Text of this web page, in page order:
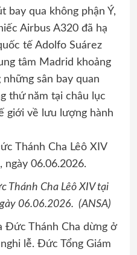
bay qua không phận Ý,
Airbus A320 đã hạ
tế Adolfo Suárez
tâm Madrid khoảng
sân bay quan
thứ năm tại châu lục
giới về lưu lượng hành
Thánh Cha Lêô XIV tại
06.06.2026. (ANSA)
Đức Thánh Cha dừng ở
lễ. Đức Tổng Giám